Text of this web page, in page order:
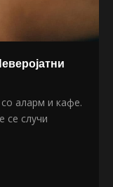
аларм и кафе.
се случи